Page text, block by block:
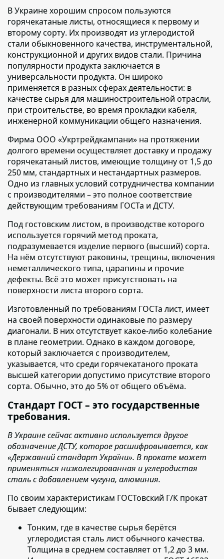
В Украине хорошим спросом пользуются
горячекатаные листы, относящиеся к первому и
второму сорту. Их производят из углеродистой
стали обыкновенного качества, инструментальной,
конструкционной и других видов стали. Причина
популярности продукта заключается в
универсальности продукта. Он широко
применяется в разных сферах деятельности: в
качестве сырья для машиностроительной отрасли,
при строительстве, во время прокладки кабеля,
инженерной коммуникации общего назначения.
Фирма ООО «Укртрейдкампани» на протяжении
долгого времени осуществляет доставку и продажу
горячекатаный листов, имеющие толщину от 1,5 до
250 мм, стандартных и нестандартных размеров.
Одно из главных условий сотрудничества компании
с производителями – это полное соответствие
действующим требованиям ГОСТа и ДСТУ.
Под гостовским листом, в производстве которого
используется горячий метод проката,
подразумевается изделие первого (высший) сорта.
На нём отсутствуют раковины, трещины, включения
неметаллического типа, царапины и прочие
дефекты. Всё это может присутствовать на
поверхности листа второго сорта.
Изготовленный по требованиям ГОСТа лист, имеет
на своей поверхности одинаковые по размеру
диагонали. В них отсутствует какое-либо колебание
в плане геометрии. Однако в каждом договоре,
который заключается с производителем,
указывается, что среди горячекатаного проката
высшей категории допустимо присутствие второго
сорта. Обычно, это до 5% от общего объёма.
Стандарт ГОСТ – это государственные
требования.
В Украине сейчас активно используется другое
обозначение ДСТУ, которое расшифровывается, как
«Державний стандарт України». В прокате может
применяться низколегированная и углеродистая
сталь с добавлением чугуна, алюминия.
По своим характеристикам ГОСТовский Г/К прокат
бывает следующим:
Тонким, где в качестве сырья берётся
углеродистая сталь лист обычного качества.
Толщина в среднем составляет от 1,2 до 3 мм.